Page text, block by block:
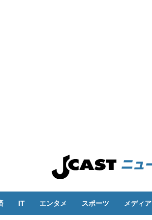
IT エンタメ スポーツ メディア